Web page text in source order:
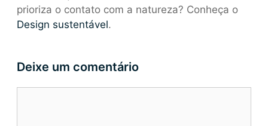
prioriza o contato com a natureza? Conheça o
Design sustentável.
Deixe um comentário